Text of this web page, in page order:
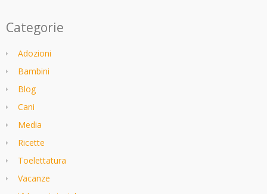
Categorie
Adozioni
Bambini
Blog
Cani
Media
Ricette
Toelettatura
Vacanze